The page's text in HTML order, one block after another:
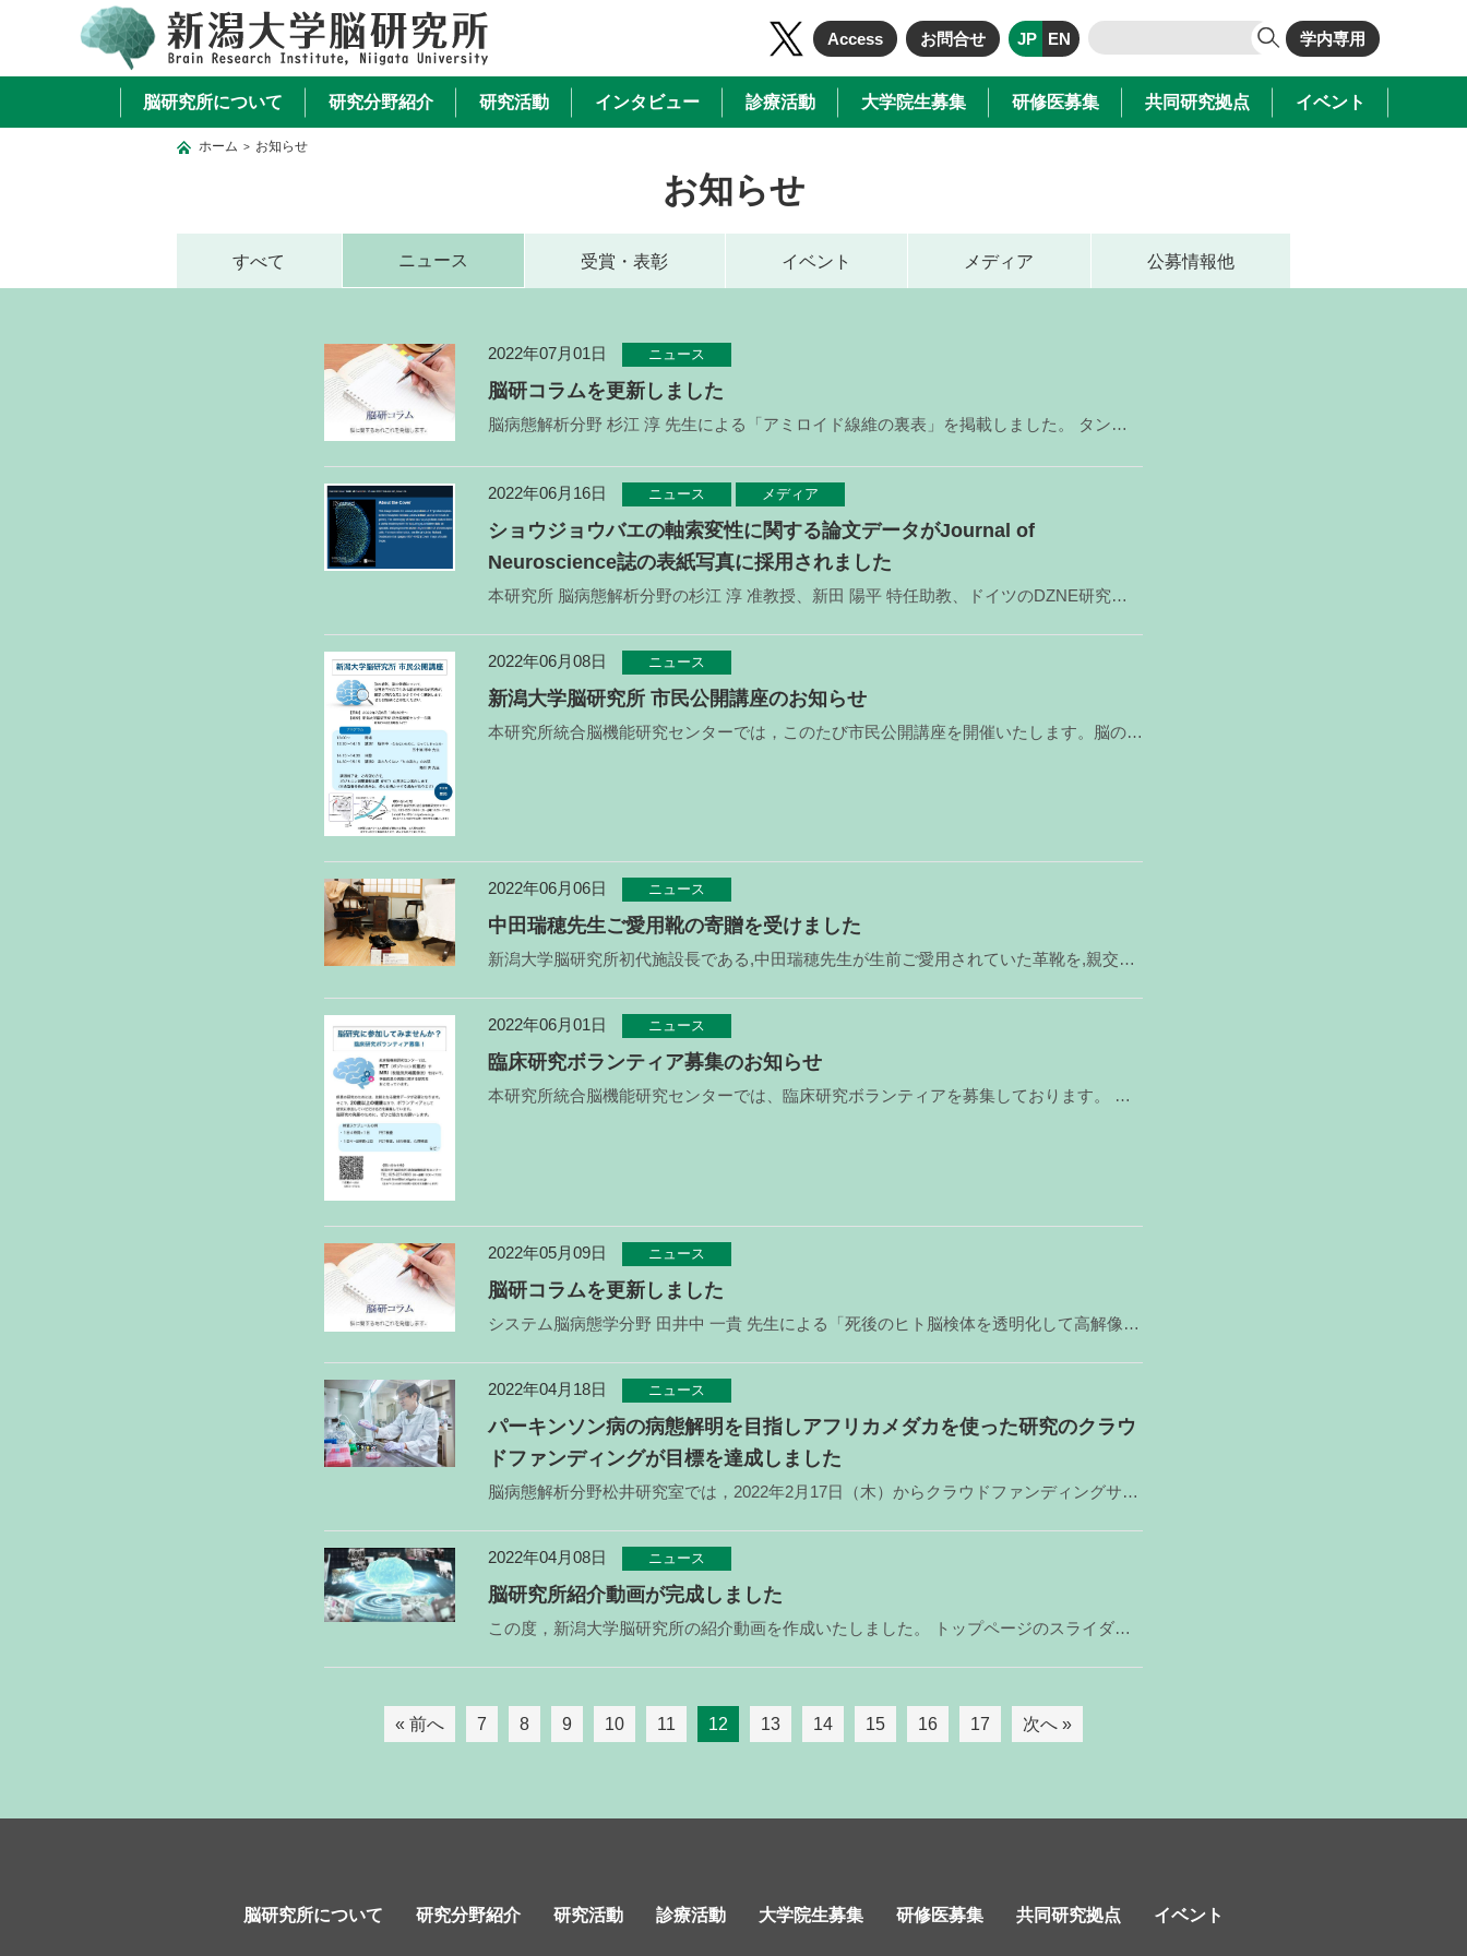
Access お問合せ JP EN 学内専用
脳研究所について 研究分野紹介 研究活動 インタビュー 診療活動 大学院生募集 研修医募集 共同研究拠点 イベント
ホーム > お知らせ
お知らせ
すべて ニュース 受賞・表彰 イベント メディア 公募情報他
2022年07月01日 ニュース
脳研コラムを更新しました
脳病態解析分野 杉江 淳 先生による「アミロイド線維の裏表」を掲載しました。 タンパク質は固有の立体
2022年06月16日 ニュース メディア
ショウジョウバエの軸索変性に関する論文データがJournal of
Neuroscience誌の表紙写真に採用されました
本研究所 脳病態解析分野の杉江 淳 准教授、新田 陽平 特任助教、ドイツのDZNE研究所のGaia
2022年06月08日 ニュース
新潟大学脳研究所 市民公開講座のお知らせ
本研究所統合脳機能研究センターでは，このたび市民公開講座を開催いたします。脳の病気，脳の健康について
2022年06月06日 ニュース
中田瑞穂先生ご愛用靴の寄贈を受けました
新潟大学脳研究所初代施設長である,中田瑞穂先生が生前ご愛用されていた革靴を,親交のあった方より寄贈い
2022年06月01日 ニュース
臨床研究ボランティア募集のお知らせ
本研究所統合脳機能研究センターでは、臨床研究ボランティアを募集しております。 募集内容 PET(ポジ
2022年05月09日 ニュース
脳研コラムを更新しました
システム脳病態学分野 田井中 一貴 先生による「死後のヒト脳検体を透明化して高解像度に観察する」を掲
2022年04月18日 ニュース
パーキンソン病の病態解明を目指しアフリカメダカを使った研究のクラウ
ドファンディングが目標を達成しました
脳病態解析分野松井研究室では，2022年2月17日（木）からクラウドファンディングサイトREADYF
2022年04月08日 ニュース
脳研究所紹介動画が完成しました
この度，新潟大学脳研究所の紹介動画を作成いたしました。 トップページのスライダーと，バナーのリンクか
« 前へ 7 8 9 10 11 12 13 14 15 16 17 次へ »
脳研究所について 研究分野紹介 研究活動 診療活動 大学院生募集 研修医募集 共同研究拠点 イベント